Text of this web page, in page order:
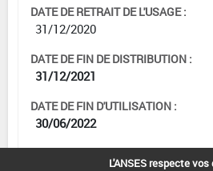
DATE DE RETRAIT DE L'USAGE :
31/12/2020
DATE DE FIN DE DISTRIBUTION :
31/12/2021
DATE DE FIN D'UTILISATION :
30/06/2022
L'ANSES respecte vos